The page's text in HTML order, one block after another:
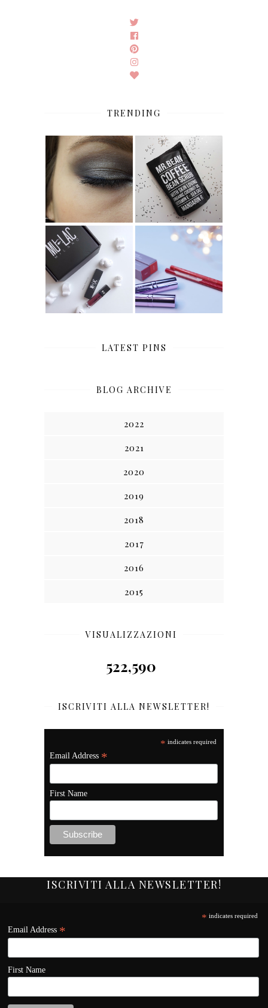
TRENDING
FACE OF THE DAY,
BLUE/GREY
SMOKEY EYES.
REVIEW. MR. BEAN
BODY CARE, COFFE
BEAN SCRUB.
MULAC
COSMETICS, JUST
LIKE A DROP,
VELVET INK.
REVIEW.
PANETTONE:
SUGAR MATTE
NEVE COSMETICS!
LATEST PINS
BLOG ARCHIVE
2022
2021
2020
2019
2018
2017
2016
2015
VISUALIZZAZIONI
522,590
ISCRIVITI ALLA NEWSLETTER!
* indicates required
Email Address *
First Name
ISCRIVITI ALLA NEWSLETTER!
* indicates required
Email Address *
First Name